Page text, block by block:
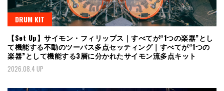
DRUM KIT
【Set Up】サイモン・フィリップス｜すべてが“1つの楽器”とし
て機能する不動のツーバス多点セッティング｜すべてが“1つの
楽器”として機能する3層に分かれたサイモン流多点キット
2026.08.4 UP